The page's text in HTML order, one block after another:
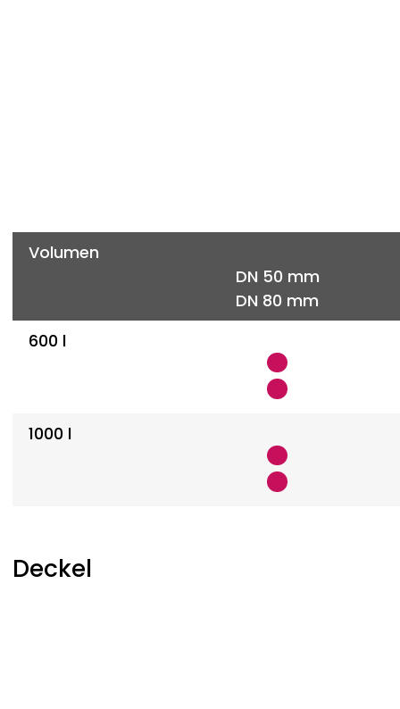
Volumen
DN 50 mm
DN 80 mm
600 l
1000 l
Deckel